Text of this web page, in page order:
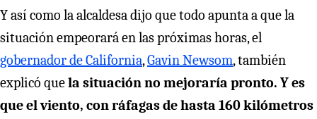
Y así como la alcaldesa dijo que todo apunta a que la
situación empeorará en las próximas horas, el
gobernador de California,Gavin Newsom, también
explicó quela situación no mejoraría pronto. Y es
que el viento, con ráfagas de hasta 160 kilómetros